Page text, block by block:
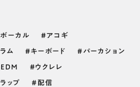
ボーカル アコギ
ラム キーボード パーカション
EDM ウクレレ
ラップ 配信